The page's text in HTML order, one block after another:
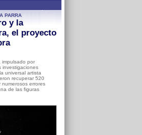
PARRA
y la
el proyecto
impulsado por
investigaciones
universal artista
recuperar 520
errores
de las figuras